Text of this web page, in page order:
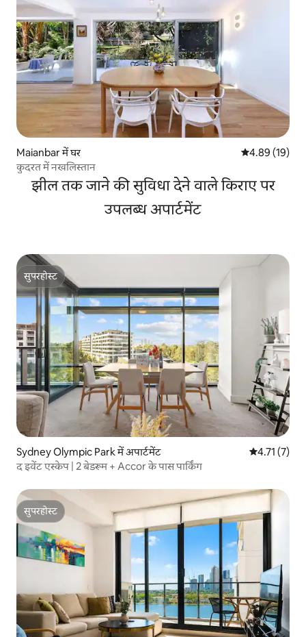
Maianbar में घर औसत रेटिंग 5 में
4.89 (19)
कुदरत में नखलिस्तान
झील तक जाने की सुविधा देने वाले किराए पर
उपलब्ध अपार्टमेंट
सुपरहोस्ट
सुपरहोस्ट
Sydney Olympic Park में अपार्टमेंट औसत रेटिंग 5
4.71 (7)
द इवेंट एस्केप | 2 बेडरूम + Accor के पास पार्किंग
सुपरहोस्ट
सुपरहोस्ट